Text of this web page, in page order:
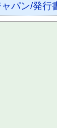
パン/発行